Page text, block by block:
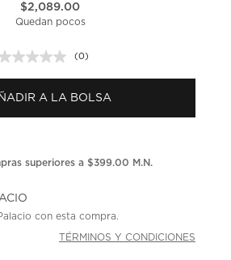
$2,089.00
Quedan pocos
Sin
puntuación.
en
la
(0)
A LA BOLSA
superiores a $399.00 M.N.
con esta compra.
TÉRMINOS Y CONDICIONES